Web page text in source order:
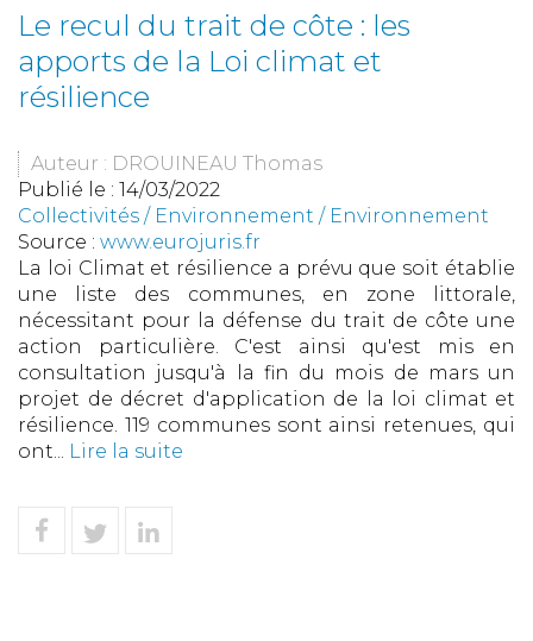
Le recul du trait de côte : les
apports de la Loi climat et
résilience
Auteur : DROUINEAU Thomas
Publié le : 14/03/2022
Collectivités / Environnement / Environnement
Source : www.eurojuris.fr
La loi Climat et résilience a prévu que soit établie
une liste des communes, en zone littorale,
nécessitant pour la défense du trait de côte une
action particulière. C'est ainsi qu'est mis en
consultation jusqu'à la fin du mois de mars un
projet de décret d'application de la loi climat et
résilience. 119 communes sont ainsi retenues, qui
ont... Lire la suite